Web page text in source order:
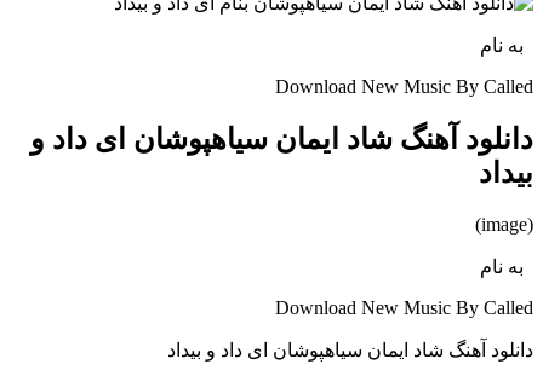
به نام
Download New Music By Called
دانلود آهنگ شاد ایمان سیاهپوشان ای داد و
بیداد
(image)
به نام
Download New Music By Called
دانلود آهنگ شاد ایمان سیاهپوشان ای داد و بیداد